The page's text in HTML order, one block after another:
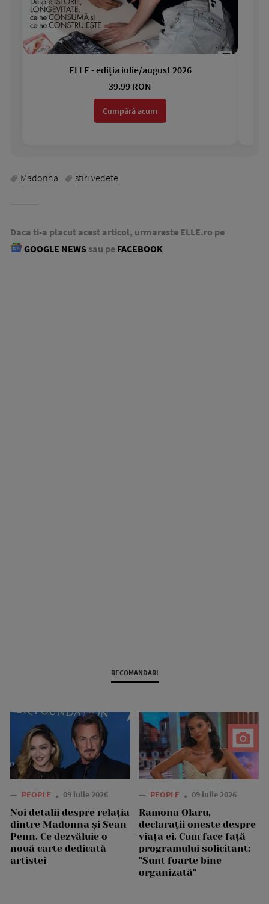
ELLE - ediția iulie/august 2026
39.99 RON
Cumpără acum
Madonna stiri vedete
Daca ti-a placut acest articol, urmareste ELLE.ro pe
GOOGLE NEWS sau pe FACEBOOK
RECOMANDARI
— PEOPLE 09 iulie 2026
Noi detalii despre relația
dintre Madonna și Sean
Penn. Ce dezvăluie o
nouă carte dedicată
artistei
— PEOPLE 09 iulie 2026
Ramona Olaru,
declarații oneste despre
viața ei. Cum face față
programului solicitant:
"Sunt foarte bine
organizată"